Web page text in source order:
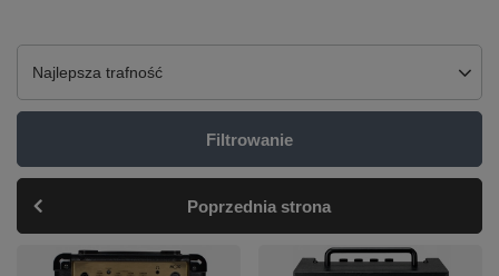
Zmień sortowanie
Najlepsza trafność
Filtrowanie
Poprzednia strona